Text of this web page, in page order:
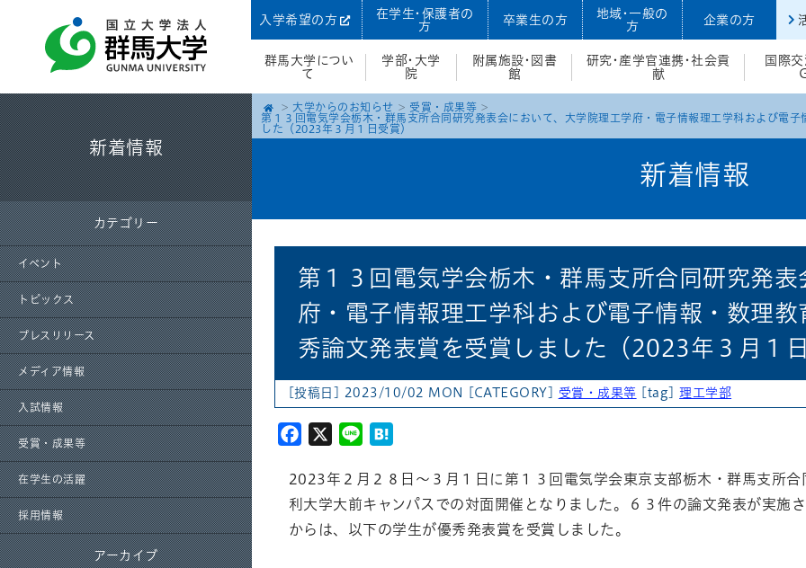
入学希望の方
在学生・保護者の
方
卒業生の方
地域・一般の
方
企業の方
群馬大学につい
て
学部・大学
院
附属施設・図書
館
研究・産学官連携・社会貢
献
国際交
新着情報
カテゴリー
イベント
トピックス
プレスリリース
メディア情報
入試情報
受賞・成果等
在学生の活躍
採用情報
アーカイブ
大学からのお知らせ
受賞・成果等
第１３回電気学会栃木・群馬支所合同研究発表会において、大学院理工学府・電子情報理工学科および電
した（2023年３月１日受賞）
新着情報
第１３回電気学会栃木・群馬支所合同研究発
府・電子情報理工学科および電子情報・数理
秀論文発表賞を受賞しました（2023年３月１
[投稿日] 2023/10/02 MON [CATEGORY] 受賞・成果等 [tag] 理工学部
Facebook
X Line
2023年２月２８日～３月１日に第１３回電気学会東京支部栃木・群馬支所
利大学大前キャンパスでの対面開催となりました。６３件の論文発表が実施
からは、以下の学生が優秀発表賞を受賞しました。